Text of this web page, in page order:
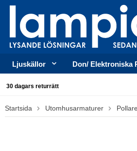
Ljuskällor Don/ Elektroniska
30 dagars returrätt
Startsida Utomhusarmaturer Pollare